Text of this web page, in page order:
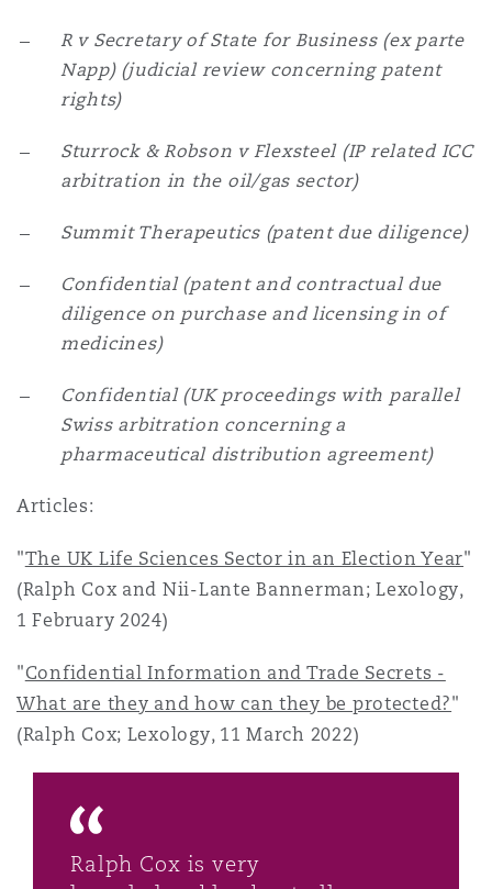
R v Secretary of State for Business (ex parte
Napp) (judicial review concerning patent
rights)
Sturrock & Robson v Flexsteel (IP related ICC
arbitration in the oil/gas sector)
Summit Therapeutics (patent due diligence)
Confidential (patent and contractual due
diligence on purchase and licensing in of
medicines)
Confidential (UK proceedings with parallel
Swiss arbitration concerning a
pharmaceutical distribution agreement)
Articles:
"The UK Life Sciences Sector in an Election Year"
(Ralph Cox and Nii-Lante Bannerman; Lexology,
1 February 2024)
"Confidential Information and Trade Secrets -
What are they and how can they be protected?"
(Ralph Cox; Lexology, 11 March 2022)
Ralph Cox is very